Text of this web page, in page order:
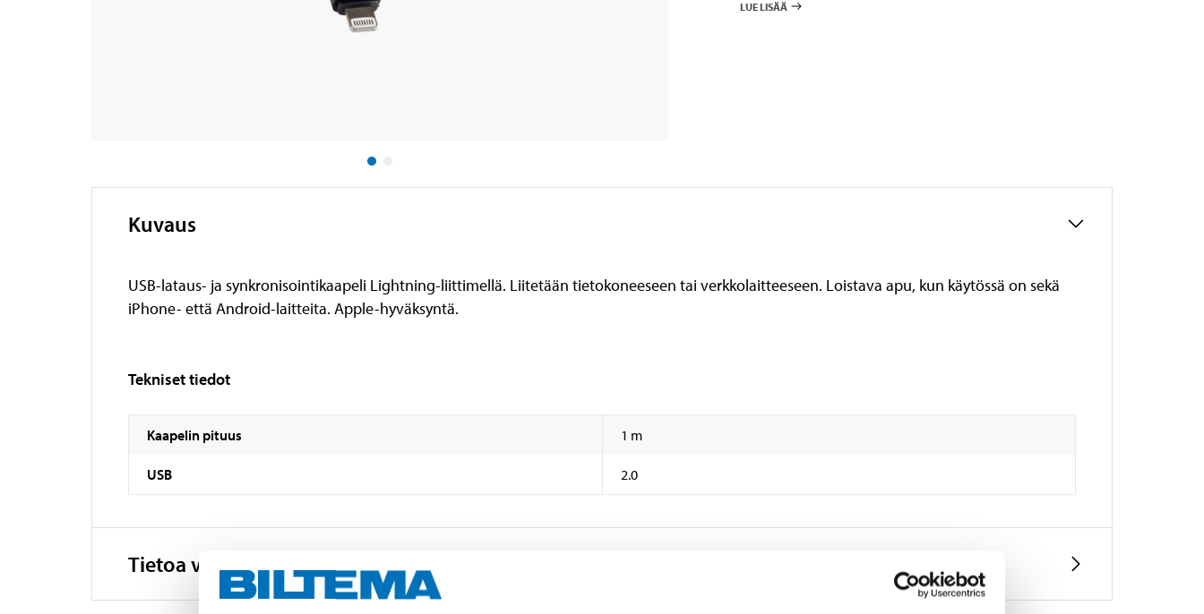
LUE LISÄÄ
Kuvaus
USB-lataus- ja synkronisointikaapeli Lightning-liittimellä. Liitetään tietokoneeseen tai verkkolaitteeseen. Loistava apu, kun käytössä on sekä
iPhone- että Android-laitteita. Apple-hyväksyntä.
Tekniset tiedot
Kaapelin pituus 1 m
USB 2.0
Tietoa valmistajasta